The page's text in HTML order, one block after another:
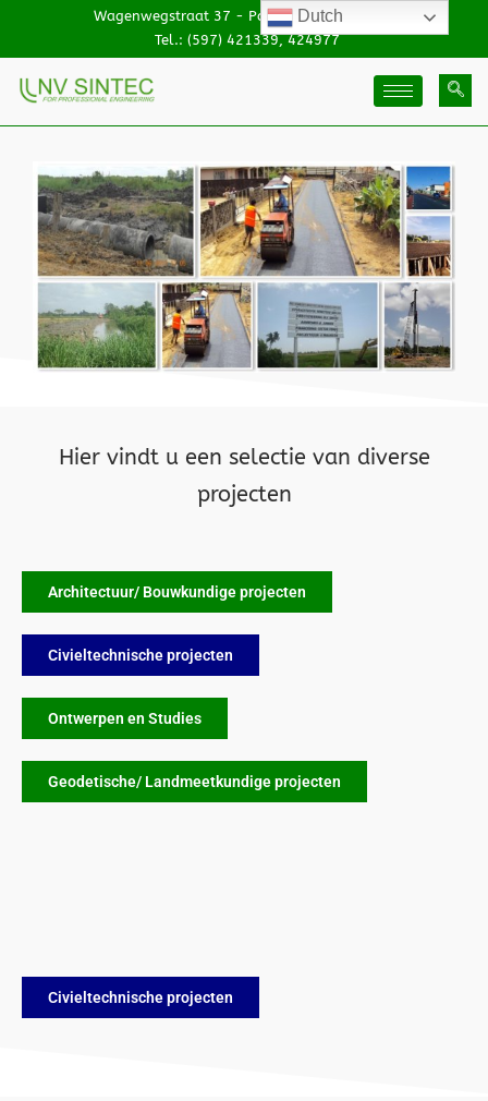
Wagenwegstraat 37 - Paramaribo, Suriname
Tel.: (597) 421339, 424977
Hier vindt u een selectie van diverse
projecten
Architectuur/ Bouwkundige projecten
Civieltechnische projecten
Ontwerpen en Studies
Geodetische/ Landmeetkundige projecten
Civieltechnische projecten
Dutch